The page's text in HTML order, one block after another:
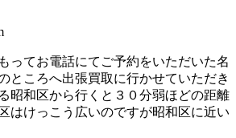
ってお電話にてご予約をいただいた名
ところへ出張買取に行かせていただき
昭和区から行くと３０分弱ほどの距離
はけっこう広いのですが昭和区に近い